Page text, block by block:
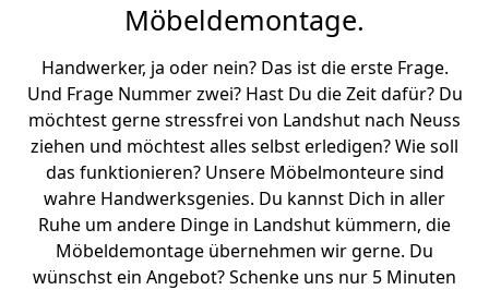
Möbeldemontage.
Handwerker, ja oder nein? Das ist die erste Frage.
Und Frage Nummer zwei? Hast Du die Zeit dafür? Du
möchtest gerne stressfrei von Landshut nach Neuss
ziehen und möchtest alles selbst erledigen? Wie soll
das funktionieren? Unsere Möbelmonteure sind
wahre Handwerksgenies. Du kannst Dich in aller
Ruhe um andere Dinge in Landshut kümmern, die
Möbeldemontage übernehmen wir gerne. Du
wünschst ein Angebot? Schenke uns nur 5 Minuten